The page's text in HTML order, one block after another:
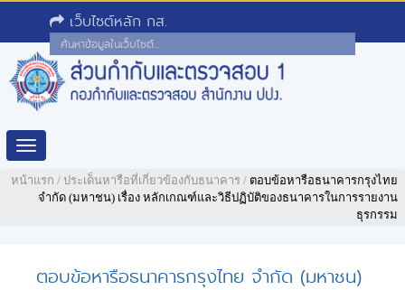
เว็บไซต์หลัก กส.
Toggle
navigation
หน้าแรก / ประเด็นหารือที่เกี่ยวข้องกับธนาคาร / ตอบข้อหารือธนาคารกรุงไทย
จำกัด (มหาชน) เรื่อง หลักเกณฑ์และวิธีปฏิบัติของธนาคารในการรายงาน
ธุรกรรม
ตอบข้อหารือธนาคารกรุงไทย จำกัด (มหาชน)